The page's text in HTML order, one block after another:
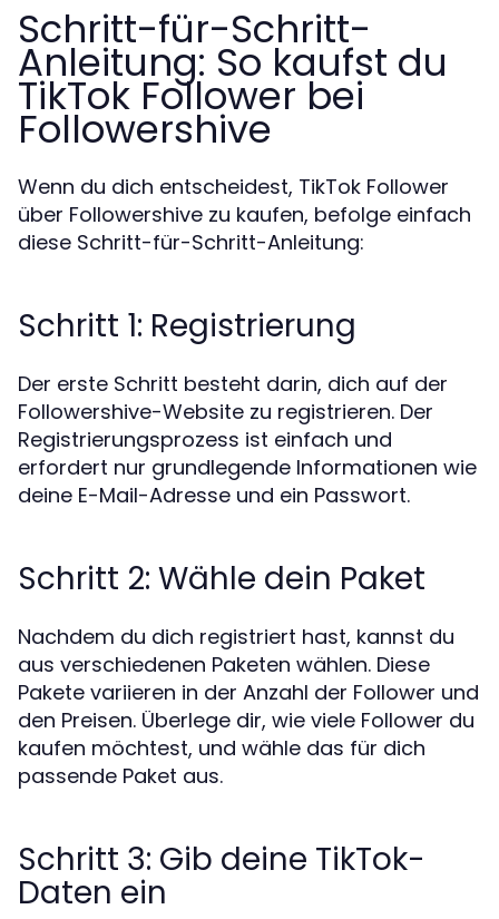
Schritt-für-Schritt-
Anleitung: So kaufst du
TikTok Follower bei
Followershive
Wenn du dich entscheidest, TikTok Follower
über Followershive zu kaufen, befolge einfach
diese Schritt-für-Schritt-Anleitung:
Schritt 1: Registrierung
Der erste Schritt besteht darin, dich auf der
Followershive-Website zu registrieren. Der
Registrierungsprozess ist einfach und
erfordert nur grundlegende Informationen wie
deine E-Mail-Adresse und ein Passwort.
Schritt 2: Wähle dein Paket
Nachdem du dich registriert hast, kannst du
aus verschiedenen Paketen wählen. Diese
Pakete variieren in der Anzahl der Follower und
den Preisen. Überlege dir, wie viele Follower du
kaufen möchtest, und wähle das für dich
passende Paket aus.
Schritt 3: Gib deine TikTok-
Daten ein